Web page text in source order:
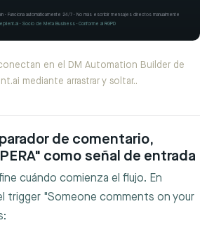
· Funciona automáticamente 24/7 · No más escribir mensajes directos manualmente
· Socio de Meta Business · Conforme al RGPD
en el DM Automation Builder de
mediante arrastrar y soltar..
de comentario,
como señal de entrada
cuándo comienza el flujo. En
trigger "Someone comments on your